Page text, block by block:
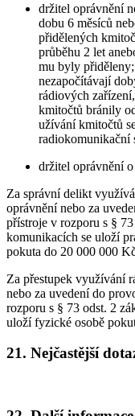
držitel oprávnění
dobu 6 měsíců
přidělených
průběhu 2 let
mu byly
nezapočítávají
rádiových
kmitočtů bránily
užívání kmitočtů
radiokomunikační
držitel oprávnění
Za správní delikt
oprávnění nebo za
přístroje v rozporu s §
komunikacích se uloží
pokuta do 20 000 000
Za přestupek využívání
nebo za uvedení do
rozporu s § 73 odst. 2
uloží fyzické osobě
21. Nejčastější